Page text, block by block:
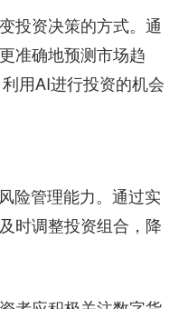
投资决策的方式。通
准确地预测市场趋
用AI进行投资的机会
险管理能力。通过实
时调整投资组合，降